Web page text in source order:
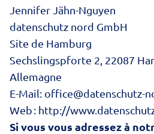
Jennifer Jähn-Nguyen
datenschutz nord GmbH
Site de Hamburg
Sechslingspforte 2, 22087
Allemagne
E-Mail: office@datenschutz-
Web : http://
Si vous vous adressez à